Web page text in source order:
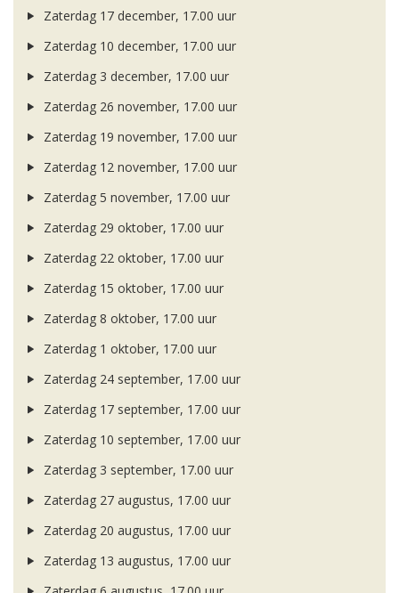
Zaterdag 17 december, 17.00 uur
Zaterdag 10 december, 17.00 uur
Zaterdag 3 december, 17.00 uur
Zaterdag 26 november, 17.00 uur
Zaterdag 19 november, 17.00 uur
Zaterdag 12 november, 17.00 uur
Zaterdag 5 november, 17.00 uur
Zaterdag 29 oktober, 17.00 uur
Zaterdag 22 oktober, 17.00 uur
Zaterdag 15 oktober, 17.00 uur
Zaterdag 8 oktober, 17.00 uur
Zaterdag 1 oktober, 17.00 uur
Zaterdag 24 september, 17.00 uur
Zaterdag 17 september, 17.00 uur
Zaterdag 10 september, 17.00 uur
Zaterdag 3 september, 17.00 uur
Zaterdag 27 augustus, 17.00 uur
Zaterdag 20 augustus, 17.00 uur
Zaterdag 13 augustus, 17.00 uur